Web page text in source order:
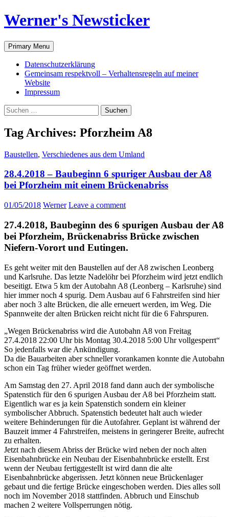
Werner's Newsticker
Search
Primary Menu Skip
to
content
Datenschutzerklärung
Gemeinsam respektvoll – Verhaltensregeln auf meiner
Website
Impressum
Suche
nach:
Tag Archives: Pforzheim A8
Baustellen, Verschiedenes aus dem Umland
28.4.2018 – Baubeginn 6 spuriger Ausbau der A8
bei Pforzheim mit einem Brückenabriss
01/05/2018 Werner Leave a comment
27.4.2018, Baubeginn des 6 spurigen Ausbau der A8
bei Pforzheim, Brückenabriss Brücke zwischen
Niefern-Vorort und Eutingen.
Es geht weiter mit den Baustellen auf der A8 zwischen Leonberg
und Karlsruhe. Das letzte Nadelöhr bei Pforzheim wird jetzt endlich
beseitigt. Etwa 5 km der Autobahn A8 (Leonberg – Karlsruhe) sind
hier immer noch 4 spurig. Dem Ausbau auf 6 Fahrstreifen sind hier
aber noch 3 alte Brücken, die alle erneuert werden, im Weg. Die
Spannweite der alten Brücken reicht nicht für die 6 Fahrspuren.
„Wegen Brückenabriss wird die Autobahn A8 von Freitag
27.4.2018 22:00 Uhr bis Montag 30.4.2018 5:00 Uhr vollgesperrt“
So jedenfalls war die Ankündigung.
Da die Bauarbeiten aber schneller vorankamen konnte die Autobahn
schon ein Tag früher wieder geöffnet werden.
Am Samstag den 27. April 2018 fand dann auch der symbolische
Spatenstich für den 6 spurigen Ausbau der A8 bei Pforzheim statt.
Eigentlich war es ja kein Spatenstich sondern ein kleiner
symbolischer Abbruch. Spatenstich bedeutet halt auch wieder
weitere Behinderungen für die Autofahrer. Geplant ist während der
Bauzeit immer 4 Fahrstreifen, meistens in geringerer Breite, aufrecht
zu erhalten.
Jetzt nach diesem Abriss der Brücke wird neben der noch alten
Eisenbahnbrücke ein Neubau der Eisenbahnbrücke erstellt. Erst
wenn der Neubau fertiggestellt ist wird dann die alte
Eisenbahnbrücke abgerissen. Jetzt können neue Brückenlager
gebaut und die fertige Brücke eingeschoben werden. Dies alles soll
noch im November 2018 stattfinden. Abbruch und Einschub
machen 2 weitere Vollsperrungen nötig.